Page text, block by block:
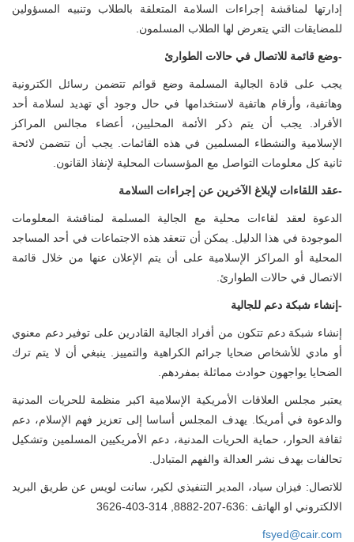
إدارتها لمناقشة إجراءات السلامة المتعلقة بالطلاب وتنبيه المسؤولين
للمضايقات التي يتعرض لها الطلاب المسلمون.
-وضع قائمة للاتصال في حالات الطوارئ
يجب على قادة الجالية المسلمة وضع قوائم تتضمن رسائل الكترونية
وهاتفية، وأرقام هاتفية لاستخدامها في حال وجود أي تهديد لسلامة أحد
الأفراد. يجب أن يتم ذكر الأئمة المحليين، أعضاء مجالس المراكز
الإسلامية والنشطاء المسلمين في هذه القائمات. يجب أن تتضمن لائحة
ثانية كل معلومات التواصل مع المؤسسات المحلية لإنفاذ القانون.
-عقد اللقاءات لإبلاغ الآخرين عن إجراءات السلامة
الدعوة لعقد لقاءات محلية مع الجالية المسلمة لمناقشة المعلومات
الموجودة في هذا الدليل. يمكن أن تنعقد هذه الاجتماعات في أحد المساجد
المحلية أو المراكز الإسلامية على أن يتم الإعلان عنها من خلال قائمة
الاتصال في حالات الطوارئ.
-إنشاء شبكة دعم للجالية
إنشاء شبكة دعم تتكون من أفراد الجالية القادرين على توفير دعم معنوي
أو مادي للأشخاص ضحايا جرائم الكراهية والتمييز. ينبغي أن لا يتم ترك
الضحايا يواجهون حوادث مماثلة بمفردهم.
يعتبر مجلس العلاقات الأمريكية الإسلامية اكبر منظمة للحريات المدنية
والدعوة في أمريكا. يهدف المجلس أساسا إلى تعزيز فهم الإسلام، دعم
ثقافة الحوار، حماية الحريات المدنية، دعم الأمريكيين المسلمين وتشكيل
تحالفات بهدف نشر العدالة والفهم المتبادل.
للاتصال: فيزان سياد، المدير التنفيذي لكير، سانت لويس عن طريق البريد
الالكتروني او الهاتف :636-207-8882, 314-403-3626
fsyed@cair.com